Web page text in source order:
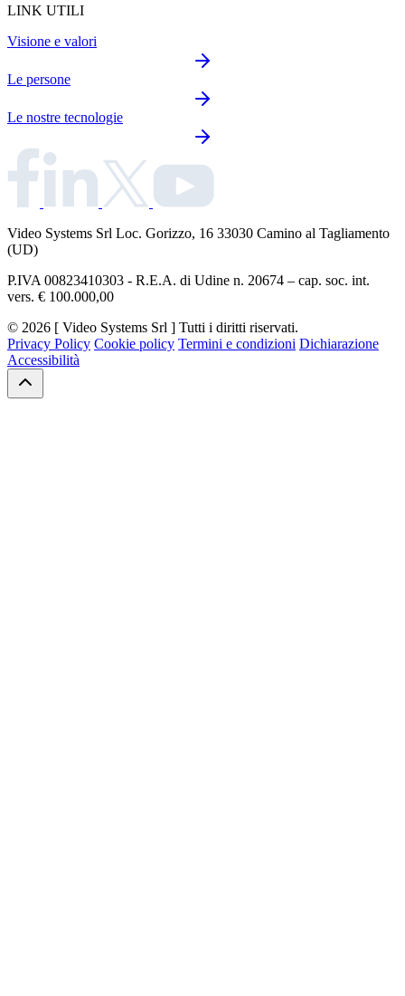
LINK UTILI
Visione e valori
Le persone
Le nostre tecnologie
Video Systems Srl Loc. Gorizzo, 16 33030 Camino al Tagliamento
(UD)
P.IVA 00823410303 - R.E.A. di Udine n. 20674 – cap. soc. int.
vers. € 100.000,00
© 2026 [ Video Systems Srl ] Tutti i diritti riservati.
Privacy Policy Cookie policy Termini e condizioni Dichiarazione
Accessibilità